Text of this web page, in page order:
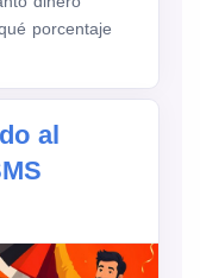
porcentaje
al